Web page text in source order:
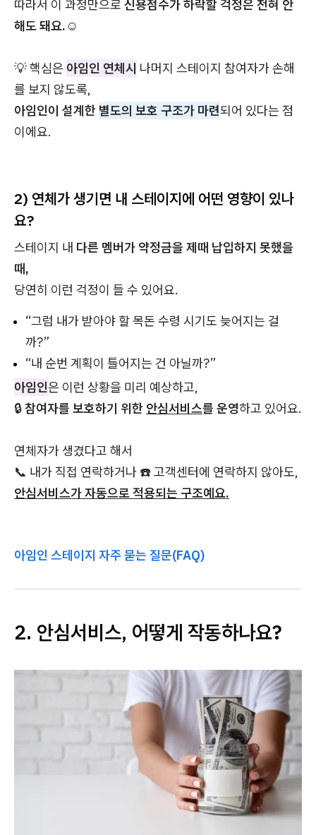
따라서 이 과정만으로 신용점수가 하락할 걱정은 전혀 안
해도 돼요.☺️
💡 핵심은 아임인 연체시 나머지 스테이지 참여자가 손해
를 보지 않도록,
아임인이 설계한 별도의 보호 구조가 마련되어 있다는 점
이에요.
2) 연체가 생기면 내 스테이지에 어떤 영향이 있나
요?
스테이지 내 다른 멤버가 약정금을 제때 납입하지 못했을
때,
당연히 이런 걱정이 들 수 있어요.
“그럼 내가 받아야 할 목돈 수령 시기도 늦어지는 걸
까?”
“내 순번 계획이 틀어지는 건 아닐까?”
아임인은 이런 상황을 미리 예상하고,
🔒참여자를 보호하기 위한 안심서비스를 운영하고 있어요.
연체자가 생겼다고 해서
📞 내가 직접 연락하거나 ☎️ 고객센터에 연락하지 않아도,
안심서비스가 자동으로 적용되는 구조예요.
아임인 스테이지 자주 묻는 질문(FAQ)
2. 안심서비스, 어떻게 작동하나요?